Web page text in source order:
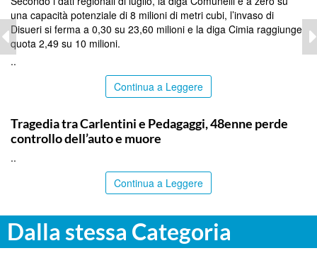
una capacità potenziale di 8 milioni di metri cubi, l’invaso di
Disueri si ferma a 0,30 su 23,60 milioni e la diga Cimia raggiunge
quota 2,49 su 10 milioni.
..
Continua a Leggere
Tragedia tra Carlentini e Pedagaggi, 48enne perde
controllo dell’auto e muore
..
Continua a Leggere
Dalla stessa Categoria
MESSINA